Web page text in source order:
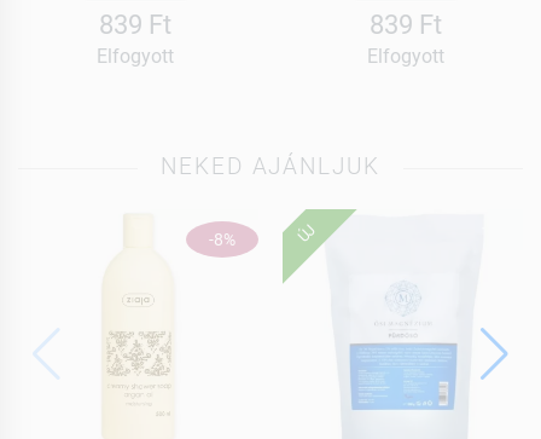
839 Ft
Elfogyott
839 Ft
Elfogyott
NEKED AJÁNLJUK
-8% ÚJ